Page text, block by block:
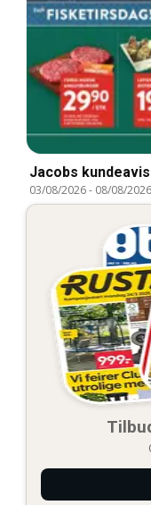
Jacobs kundeavis
03/08/2026- 08/08/2026